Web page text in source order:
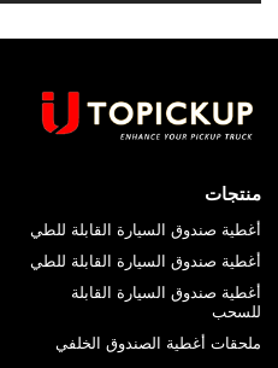
منتجات
أغطية صندوق السيارة القابلة للطي
أغطية صندوق السيارة القابلة للطي
أغطية صندوق السيارة القابلة
للسحب
ملحقات أغطية الصندوق الخلفي